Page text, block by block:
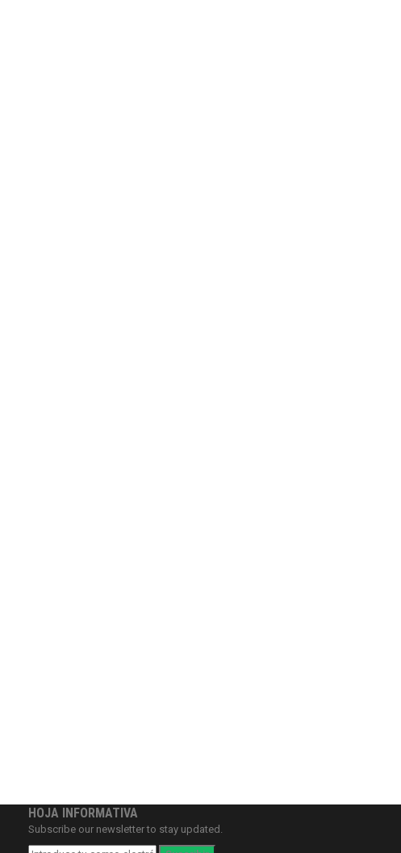
HOJA INFORMATIVA
Subscribe our newsletter to stay updated.